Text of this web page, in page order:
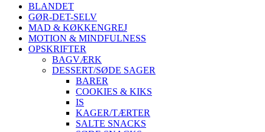
BLANDET
GØR-DET-SELV
MAD & KØKKENGREJ
MOTION & MINDFULNESS
OPSKRIFTER
BAGVÆRK
DESSERT/SØDE SAGER
BARER
COOKIES & KIKS
IS
KAGER/TÆRTER
SALTE SNACKS